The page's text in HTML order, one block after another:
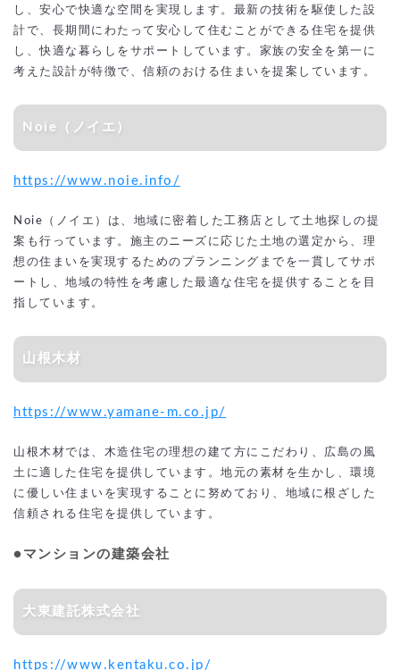
し、安心で快適な空間を実現します。最新の技術を駆使した設
計で、長期間にわたって安心して住むことができる住宅を提供
し、快適な暮らしをサポートしています。家族の安全を第一に
考えた設計が特徴で、信頼のおける住まいを提案しています。
Noie（ノイエ）
https://www.noie.info/
Noie（ノイエ）は、地域に密着した工務店として土地探しの提
案も行っています。施主のニーズに応じた土地の選定から、理
想の住まいを実現するためのプランニングまでを一貫してサポ
ートし、地域の特性を考慮した最適な住宅を提供することを目
指しています。
山根木材
https://www.yamane-m.co.jp/
山根木材では、木造住宅の理想の建て方にこだわり、広島の風
土に適した住宅を提供しています。地元の素材を生かし、環境
に優しい住まいを実現することに努めており、地域に根ざした
信頼される住宅を提供しています。
●マンションの建築会社
大東建託株式会社
https://www.kentaku.co.jp/